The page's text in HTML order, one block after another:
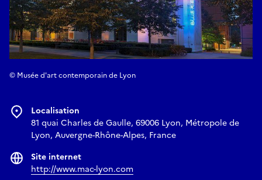
© Musée d'art contemporain de Lyon
Localisation
81 quai Charles de Gaulle, 69006 Lyon, Métropole de
Lyon, Auvergne-Rhône-Alpes, France
Site internet
http://www.mac-lyon.com